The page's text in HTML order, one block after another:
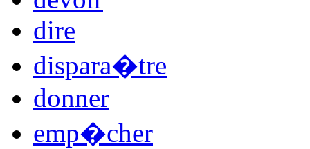
dire
dispara�tre
donner
emp�cher